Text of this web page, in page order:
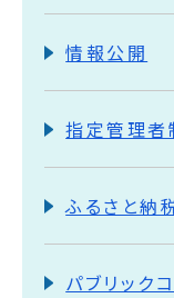
情報公開
指定管理者
ふるさと納
パブリック